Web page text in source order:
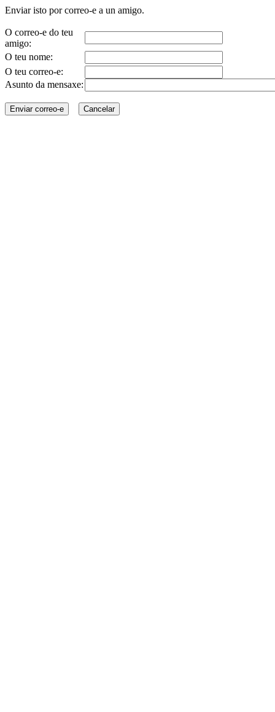
Enviar isto por correo-e a un amigo.
O correo-e do teu
amigo:
O teu nome:
O teu correo-e:
Asunto da mensaxe: